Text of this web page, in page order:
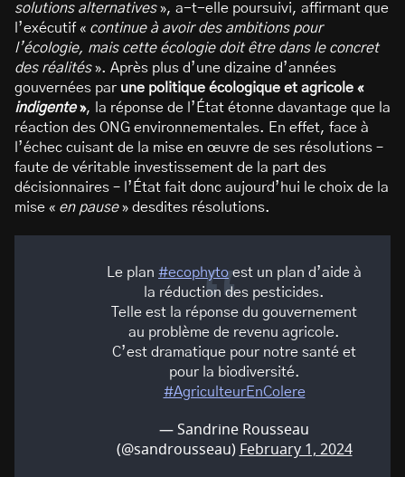
solutions alternatives», a-t-elle poursuivi, affirmant que
l’exécutif « continue à avoir des ambitions pour
l’écologie, mais cette écologie doit être dans le concret
des réalités». Après plus d’une dizaine d’années
gouvernées par une politique écologique et agricole «
indigente», la réponse de l’État étonne davantage que la
réaction des ONG environnementales. En effet, face à
l’échec cuisant de la mise en œuvre de ses résolutions –
faute de véritable investissement de la part des
décisionnaires – l’État fait donc aujourd’hui le choix de la
mise « en pause» desdites résolutions.
Le plan #ecophytoest un plan d’aide à
la réduction des pesticides.
Telle est la réponse du gouvernement
au problème de revenu agricole.
C’est dramatique pour notre santé et
pour la biodiversité.
#AgriculteurEnColere
— Sandrine Rousseau
(@sandrousseau) February 1, 2024